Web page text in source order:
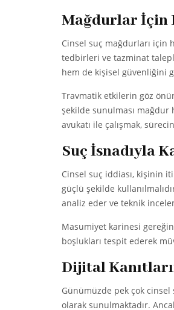
Mağdurlar İçin
Cinsel suç mağdurları için
tedbirleri ve tazminat
hem de kişisel güvenliğini
Travmatik etkilerin göz
şekilde sunulması mağdur
avukatı ile çalışmak,
Suç İsnadıyla
Cinsel suç iddiası, kişinin
güçlü şekilde
analiz eder ve teknik
Masumiyet karinesi
boşlukları tespit ederek
Dijital
Günümüzde pek çok cinsel
olarak sunulmaktadır.